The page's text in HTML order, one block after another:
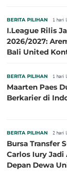
BERITA PILIHAN 1 hari
I.League Rilis
2026/2027:
Bali United
BERITA PILIHAN 1 hari
Maarten Paes
Berkarier di
BERITA PILIHAN 2 hari
Bursa Transfer
Carlos Iury
Depan Dewa